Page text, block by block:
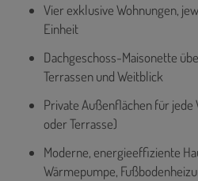
Vier exklusive Wohnungen,
Einheit
Dachgeschoss-Maisonette
Terrassen und Weitblick
Private Außenflächen für jede
oder Terrasse)
Moderne, energieeffiziente
Wärmepumpe,